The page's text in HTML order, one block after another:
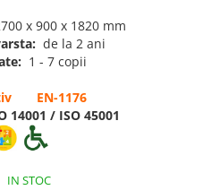
х 900 x 1820 mm
de la 2 ani
1 - 7 copii
EN-1176
14001 / ISO 45001
IN STOC